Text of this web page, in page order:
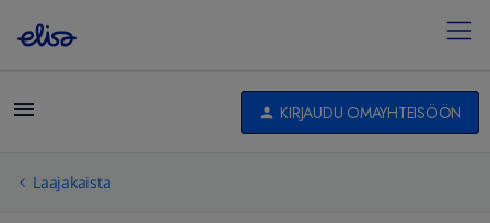
KIRJAUDU OMAYHTEISÖÖN
Laajakaista